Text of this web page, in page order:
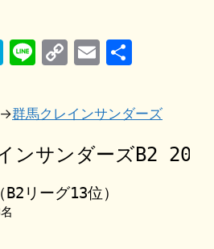
H
e
n
a
Li
e
C
p
y
Li
n
k
E
ai
l
→群馬クレインサンダーズ